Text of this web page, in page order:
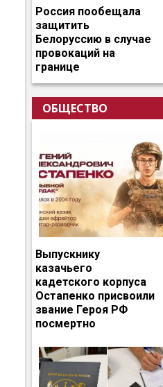
Россия пообещала
защитить
Белоруссию в случае
провокаций на
границе
ОБЩЕСТВО
Выпускнику
казачьего
кадетского корпуса
Остапенко присвоили
звание Героя РФ
посмертно